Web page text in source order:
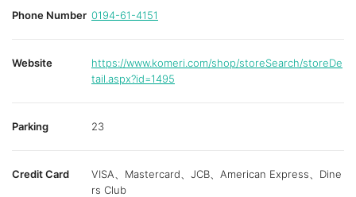
Phone Number 0194-61-4151
Website
https://www.komeri.com/shop/storeSearch/storeDe
tail.aspx?id=1495
Parking 23
Credit Card
VISA、Mastercard、JCB、American Express、Dine
rs Club